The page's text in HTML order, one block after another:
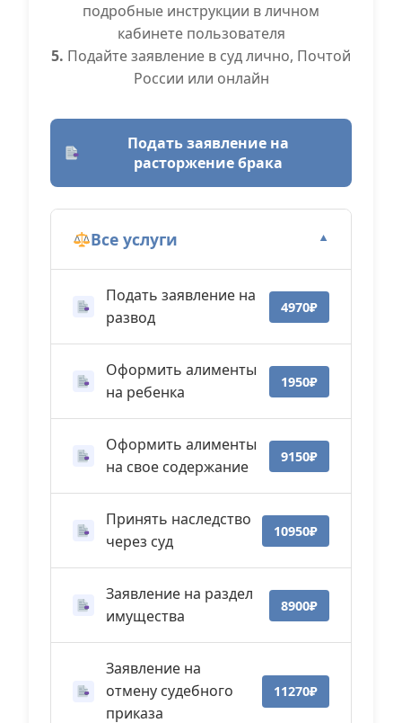
подробные инструкции в личном
кабинете пользователя
5. Подайте заявление в суд лично, Почтой
России или онлайн
Подать заявление на
расторжение брака
Все услуги ▼
Подать заявление на
развод
4970₽
Оформить алименты
на ребенка
1950₽
Оформить алименты
на свое содержание
9150₽
Принять наследство
через суд
10950₽
Заявление на раздел
имущества
8900₽
Заявление на
отмену судебного
приказа
11270₽